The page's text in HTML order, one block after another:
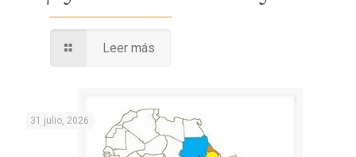
Leer más
31 julio, 2026